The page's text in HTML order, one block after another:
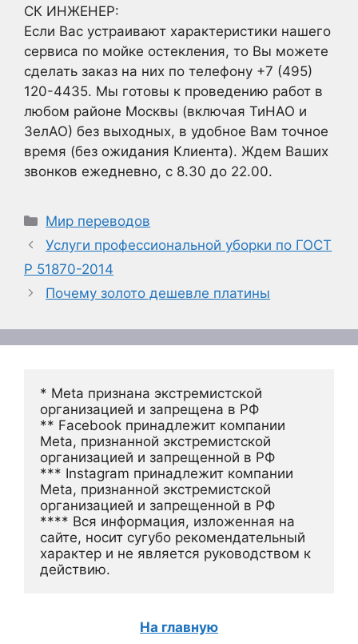
СК ИНЖЕНЕР:
Если Вас устраивают характеристики нашего
сервиса по мойке остекления, то Вы можете
сделать заказ на них по телефону +7 (495)
120-4435. Мы готовы к проведению работ в
любом районе Москвы (включая ТиНАО и
ЗелАО) без выходных, в удобное Вам точное
время (без ожидания Клиента). Ждем Ваших
звонков ежедневно, с 8.30 до 22.00.
Рубрики
Мир переводов
Услуги профессиональной уборки по ГОСТ
Р 51870-2014
Почему золото дешевле платины
* Meta признана экстремистской
организацией и запрещена в РФ
** Facebook принадлежит компании
Meta, признанной экстремистской
организацией и запрещенной в РФ
*** Instagram принадлежит компании
Meta, признанной экстремистской
организацией и запрещенной в РФ
**** Вся информация, изложенная на
сайте, носит сугубо рекомендательный
характер и не является руководством к
действию.
На главную